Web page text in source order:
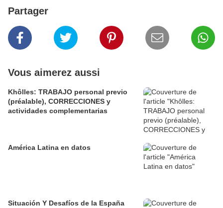
Partager
Vous aimerez aussi
Khôlles: TRABAJO personal previo
(préalable), CORRECCIONES y
actividades complementarias
América Latina en datos
Situación Y Desafíos de la España